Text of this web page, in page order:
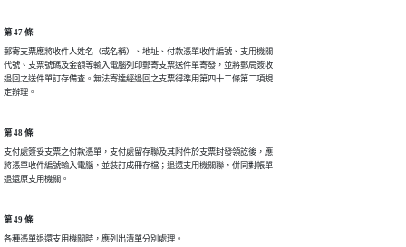
第 47 條
郵寄支票應將收件人姓名（或名稱）、地址、付款憑單收件編號、支用機關
代號、支票號碼及金額等輸入電腦列印郵寄支票送件單寄發，並將郵局簽收
退回之送件單訂存備查。無法寄達經退回之支票得準用第四十二條第二項規
定辦理。
第 48 條
支付處簽妥支票之付款憑單，支付處留存聯及其附件於支票封發領訖後，應
將憑單收件編號輸入電腦，並裝訂成冊存檔；退還支用機關聯，併同對帳單
退還原支用機關。
第 49 條
各種憑單退還支用機關時，應列出清單分別處理。